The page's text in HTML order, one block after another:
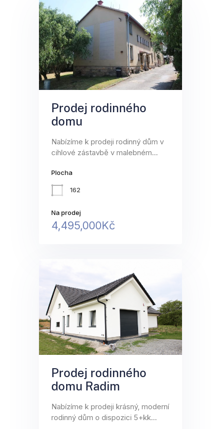
Prodej rodinného
domu
Nabízíme k prodeji rodinný dům v
cihlové zástavbě v malebném…
Plocha
162
Na prodej
4,495,000Kč
Prodej rodinného
domu Radim
Nabízíme k prodeji krásný, moderní
rodinný dům o dispozici 5+kk…